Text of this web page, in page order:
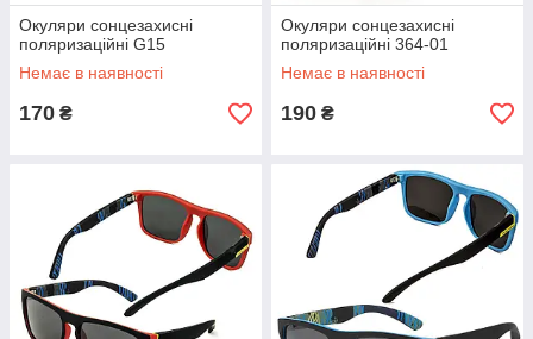
Окуляри сонцезахисні
поляризаційні G15
Немає в наявності
170 ₴
Окуляри сонцезахисні
поляризаційні 364-01
Немає в наявності
190 ₴